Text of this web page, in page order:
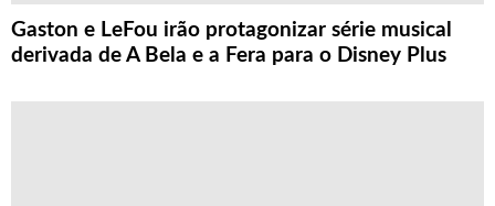
Gaston e LeFou irão protagonizar série musical
derivada de A Bela e a Fera para o Disney Plus